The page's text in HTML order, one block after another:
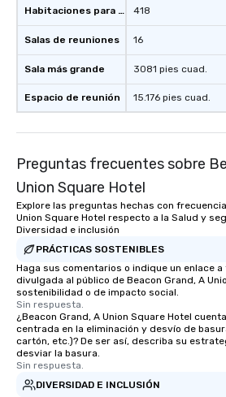
Habitaciones para huéspedes
Salas de reuniones
Sala más grande
Espacio de reunión
418
16
3081 pies cuad.
15.176 pies cuad.
Preguntas frecuentes sobre
Union Square Hotel
Explore las preguntas hechas con
Union Square Hotel respecto a la Salud y
Diversidad e inclusión
PRÁCTICAS SOSTENIBLES
Haga sus comentarios o indique un enlace
divulgada al público de Beacon Grand, A
sostenibilidad o de impacto social.
Sin respuesta.
¿Beacon Grand, A Union Square Hotel
centrada en la eliminación y desvío de
cartón, etc.)? De ser así, describa su
desviar la basura.
Sin respuesta.
DIVERSIDAD E INCLUSIÓN